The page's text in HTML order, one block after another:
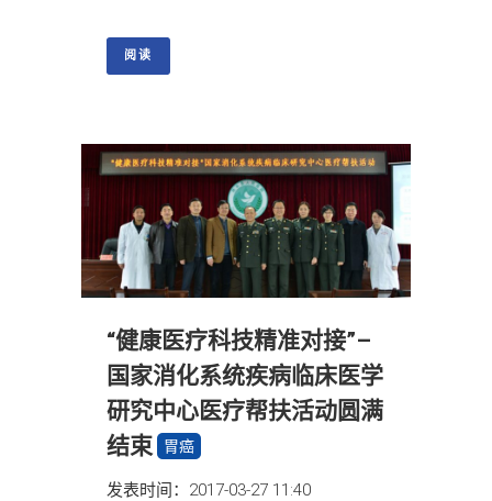
阅读
“健康医疗科技精准对接”–
国家消化系统疾病临床医学
研究中心医疗帮扶活动圆满
结束
胃癌
发表时间：2017-03-27 11:40